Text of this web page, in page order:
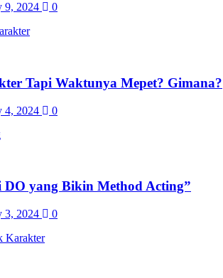
9, 2024 0
Tapi Waktunya Mepet? Gimana?
4, 2024 0
DO yang Bikin Method Acting”
3, 2024 0